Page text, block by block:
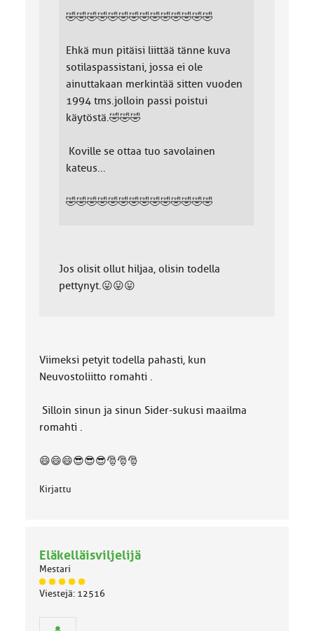
🤣🤣🤣🤣🤣🤣🤣🤣🤣🤣🤣🤣🤣🤣
Ehkä mun pitäisi liittää tänne kuva
sotilaspassistani, jossa ei ole
ainuttakaan merkintää sitten vuoden
1994 tms.jolloin passi poistui
käytöstä.🤣🤣🤣
Koville se ottaa tuo savolainen
kateus...
🤣🤣🤣🤣🤣🤣🤣🤣🤣🤣🤣🤣🤣🤣
Jos olisit ollut hiljaa, olisin todella
pettynyt.😛😛😛
Viimeksi petyit todella pahasti, kun
Neuvostoliitto romahti .
Silloin sinun ja sinun Sider-sukusi maailma
romahti .
😄😄😄😎😎😎🎅🎅🎅
Kirjattu
Eläkelläisviljelijä
Mestari
J
ä
Viestejä: 12516